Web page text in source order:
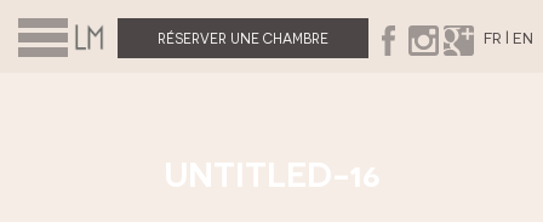
RÉSERVER UNE CHAMBRE FR | EN
UNTITLED-16